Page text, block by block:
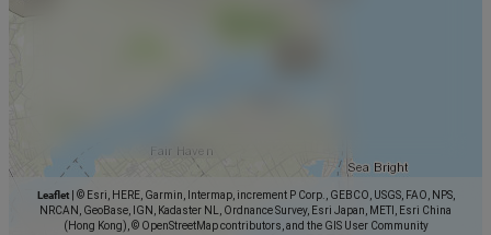
Leaflet
© Esri, HERE, Garmin, Intermap, increment P Corp., GEBCO, USGS, FAO, NPS,
NRCAN, GeoBase, IGN, Kadaster NL, Ordnance Survey, Esri Japan, METI, Esri China
(Hong Kong), © OpenStreetMap contributors, and the GIS User Community